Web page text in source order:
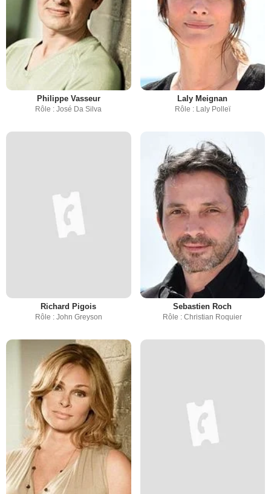
Philippe Vasseur
Rôle : José Da Silva
Laly Meignan
Rôle : Laly Polleï
Richard Pigois
Rôle : John Greyson
Sebastien Roch
Rôle : Christian Roquier